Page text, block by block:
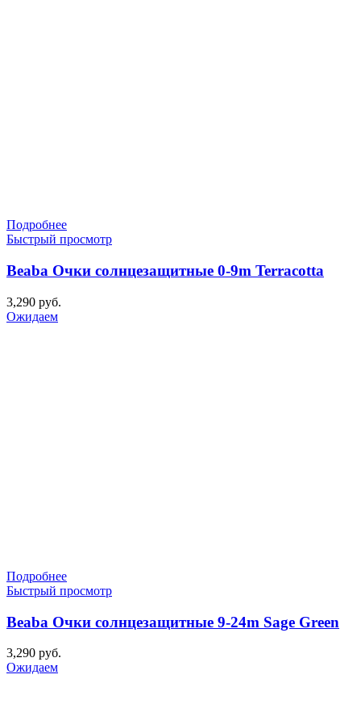
Подробнее
Быстрый просмотр
Beaba Очки солнцезащитные 0-9m Terracotta
3,290 руб.
Ожидаем
Подробнее
Быстрый просмотр
Beaba Очки солнцезащитные 9-24m Sage Green
3,290 руб.
Ожидаем